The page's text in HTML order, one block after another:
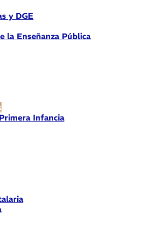
y DGE
la Enseñanza Pública
Infancia